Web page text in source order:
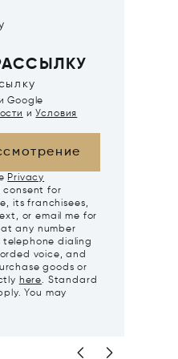
Google
и Условия
Privacy
consent for
its franchisees,
or email me for
any number
dialing
voice, and
goods or
here. Standard
You may